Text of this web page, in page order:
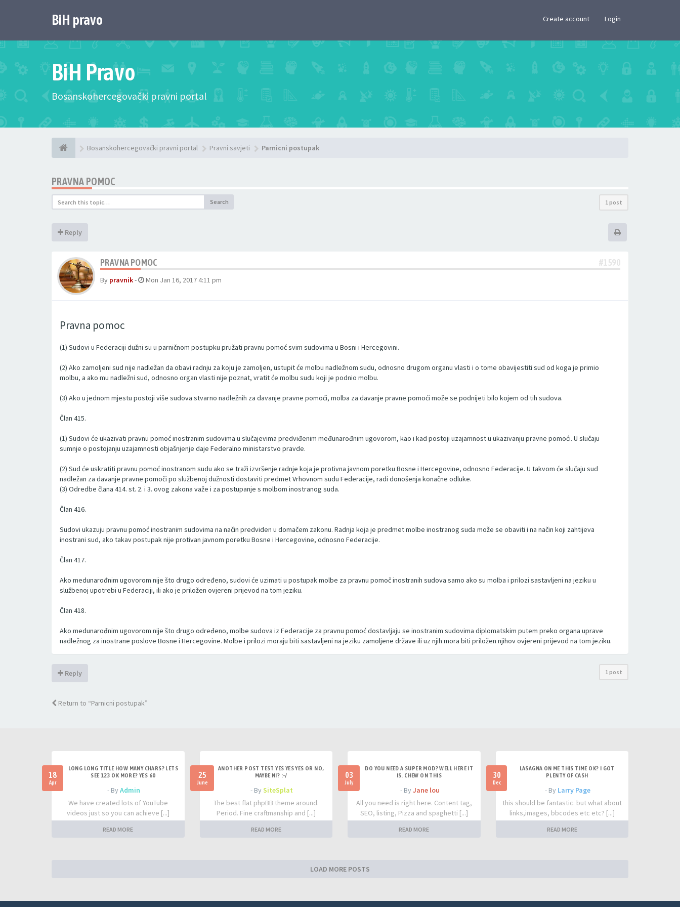
BiH pravo Create account Login
BiH Pravo
Bosanskohercegovački pravni portal
Bosanskohercegovački pravni portal Pravni savjeti Parnicni postupak
PRAVNA POMOC
Search 1 post
Reply
PRAVNA POMOC #1590
By pravnik- Mon Jan 16, 2017 4:11 pm
Pravna pomoc
(1) Sudovi u Federaciji dužni su u parničnom postupku pružati pravnu pomoć svim sudovima u Bosni i Hercegovini.
(2) Ako zamoljeni sud nije nadležan da obavi radnju za koju je zamoljen, ustupit će molbu nadležnom sudu, odnosno drugom organu vlasti i o tome obavijestiti sud od koga je primio
molbu, a ako mu nadležni sud, odnosno organ vlasti nije poznat, vratit će molbu sudu koji je podnio molbu.
(3) Ako u jednom mjestu postoji više sudova stvarno nadležnih za davanje pravne pomoći, molba za davanje pravne pomoći može se podnijeti bilo kojem od tih sudova.
Član 415.
(1) Sudovi će ukazivati pravnu pomoć inostranim sudovima u slučajevima predviđenim međunarođnim ugovorom, kao i kad postoji uzajamnost u ukazivanju pravne pomoći. U slučaju
sumnje o postojanju uzajamnosti objašnjenje daje Federalno ministarstvo pravde.
(2) Sud će uskratiti pravnu pomoć inostranom sudu ako se traži izvršenje radnje koja je protivna javnom poretku Bosne i Hercegovine, odnosno Federacije. U takvom će slučaju sud
nadležan za davanje pravne pomoči po službenoj dužnosti dostaviti predmet Vrhovnom sudu Federacije, radi donošenja konačne odluke.
(3) Odredbe člana 414. st. 2. i 3. ovog zakona važe i za postupanje s molbom inostranog suda.
Član 416.
Sudovi ukazuju pravnu pomoć inostranim sudovima na način predviden u domačem zakonu. Radnja koja je predmet molbe inostranog suda može se obaviti i na način koji zahtijeva
inostrani sud, ako takav postupak nije protivan javnom poretku Bosne i Hercegovine, odnosno Federacije.
Član 417.
Ako medunarođnim ugovorom nije što drugo određeno, sudovi će uzimati u postupak molbe za pravnu pomoč inostranih sudova samo ako su molba i prilozi sastavljeni na jeziku u
službenoj upotrebi u Federaciji, ili ako je priložen ovjereni prijevod na tom jeziku.
Član 418.
Ako medunarođnim ugovorom nije što drugo određeno, molbe sudova iz Federacije za pravnu pomoć dostavljaju se inostranim sudovima diplomatskim putem preko organa uprave
nadležnog za inostrane poslove Bosne i Hercegovine. Molbe i prilozi moraju biti sastavljeni na jeziku zamoljene države ili uz njih mora biti priložen njihov ovjereni prijevod na tom jeziku.
Reply 1 post
Return to “Parnicni postupak”
18
Apr
LONG LONG TITLE HOW MANY CHARS? LETS
SEE 123 OK MORE? YES 60
- ByAdmin
We have created lots of YouTube
videos just so you can achieve [...]
READ MORE
25
June
ANOTHER POST TEST YES YES YES OR NO,
MAYBE NI? :-/
- BySiteSplat
The best flat phpBB theme around.
Period. Fine craftmanship and [...]
READ MORE
03
July
DO YOU NEED A SUPER MOD? WELL HERE IT
IS. CHEW ON THIS
- By Jane lou
All you need is right here. Content tag,
SEO, listing, Pizza and spaghetti [...]
READ MORE
30
Dec
LASAGNA ON ME THIS TIME OK? I GOT
PLENTY OF CASH
- By Larry Page
this should be fantastic. but what about
links,images, bbcodes etc etc? [...]
READ MORE
LOAD MORE POSTS